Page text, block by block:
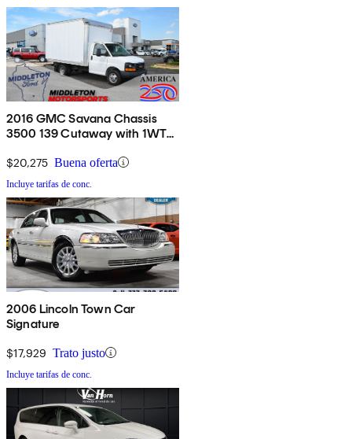
2016 GMC Savana Chassis
3500 139 Cutaway with 1WT
$20,275 Buena oferta
Incluye tarifas de conc.
2006 Lincoln Town Car
Signature
$17,929 Trato justo
Incluye tarifas de conc.